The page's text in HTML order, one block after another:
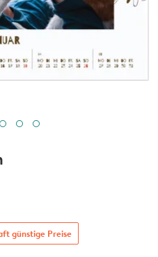
günstige Preise